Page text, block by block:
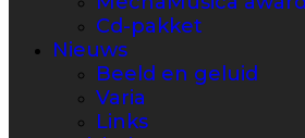
Cd-pakket
Nieuws
Beeld en geluid
Varia
Links